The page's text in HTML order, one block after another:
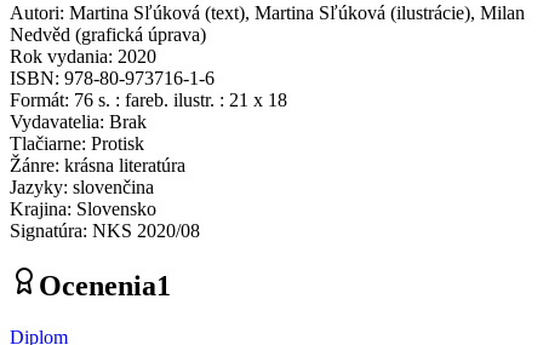
Autori: Martina Sľúková (text), Martina Sľúková (ilustrácie), Milan
Nedvěd (grafická úprava)
Rok vydania: 2020
ISBN: 978-80-973716-1-6
Formát: 76 s. : fareb. ilustr. : 21 x 18
Vydavatelia: Brak
Tlačiarne: Protisk
Žánre: krásna literatúra
Jazyky: slovenčina
Krajina: Slovensko
Signatúra: NKS 2020/08
Ocenenia1
Diplom